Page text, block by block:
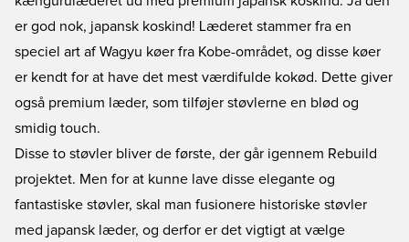
er god nok, japansk koskind! Læderet stammer fra en
speciel art af Wagyu køer fra Kobe-området, og disse køer
er kendt for at have det mest værdifulde kokød. Dette giver
også premium læder, som tilføjer støvlerne en blød og
smidig touch.
Disse to støvler bliver de første, der går igennem Rebuild
projektet. Men for at kunne lave disse elegante og
fantastiske støvler, skal man fusionere historiske støvler
med japansk læder, og derfor er det vigtigt at vælge